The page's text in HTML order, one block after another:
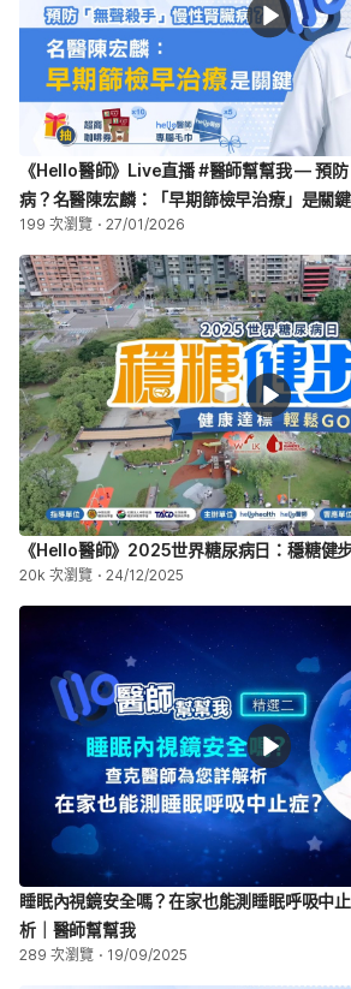
《Hello醫師》Live直播 #醫師幫幫我 — 預
病？名醫陳宏麟：「早期篩檢早治療」是關鍵
199 次瀏覽 27/01/2026
《Hello醫師》2025世界糖尿病日：穩糖健
20k 次瀏覽 24/12/2025
睡眠內視鏡安全嗎？在家也能測睡眠呼吸中
析｜醫師幫幫我
289 次瀏覽 19/09/2025